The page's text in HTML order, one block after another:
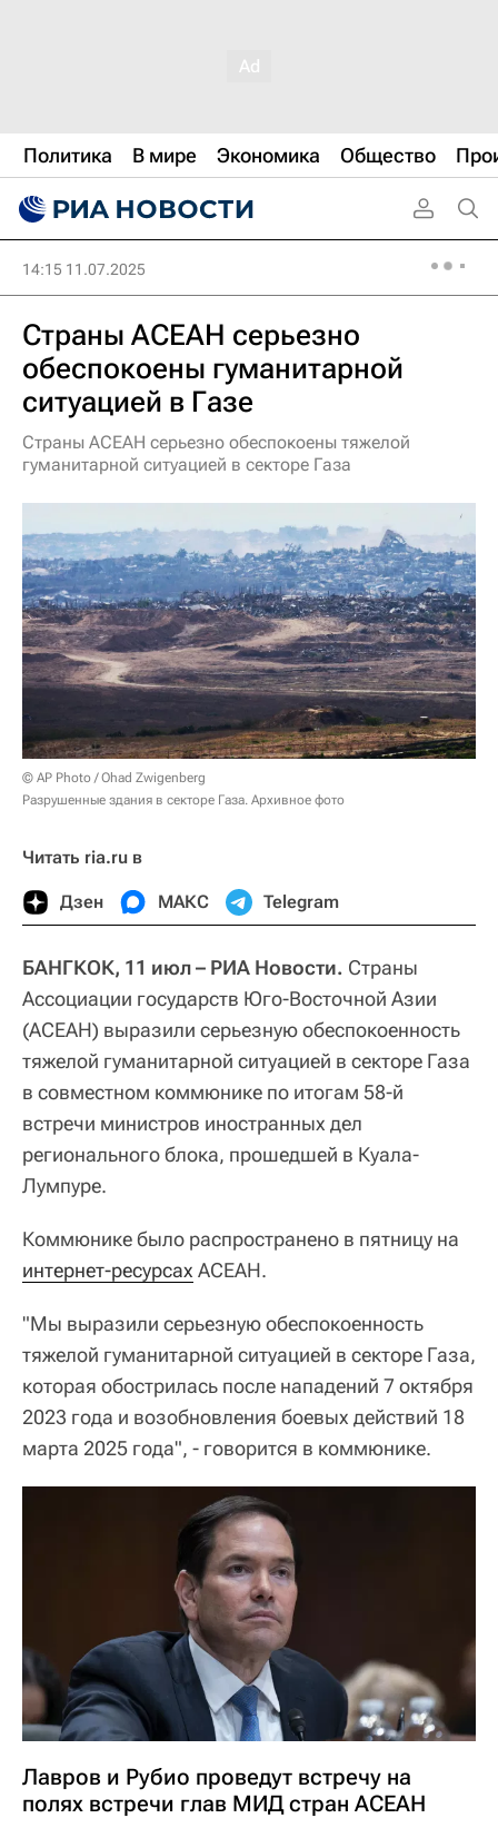
Политика В мире Экономика Общество
14:15 11.07.2025
Страны АСЕАН серьезно
обеспокоены гуманитарной
ситуацией в Газе
Страны АСЕАН серьезно обеспокоены тяжелой
гуманитарной ситуацией в секторе Газа
© AP Photo / Ohad Zwigenberg
Разрушенные здания в секторе Газа. Архивное фото
Читать ria.ru в
Дзен МАКС Telegram
БАНГКОК, 11 июл – РИА Новости. Страны
Ассоциации государств Юго-Восточной Азии
(АСЕАН) выразили серьезную обеспокоенность
тяжелой гуманитарной ситуацией в секторе Газа
в совместном коммюнике по итогам 58-й
встречи министров иностранных дел
регионального блока, прошедшей в Куала-
Лумпуре.
Коммюнике было распространено в пятницу на
интернет-ресурсах АСЕАН.
"Мы выразили серьезную обеспокоенность
тяжелой гуманитарной ситуацией в секторе Газа,
которая обострилась после нападений 7 октября
2023 года и возобновления боевых действий 18
марта 2025 года", - говорится в коммюнике.
Лавров и Рубио проведут встречу на
полях встречи глав МИД стран АСЕАН